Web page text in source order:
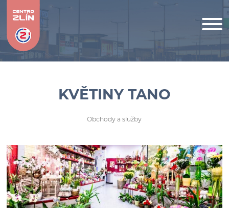
KVĚTINY TANO
Obchody a služby